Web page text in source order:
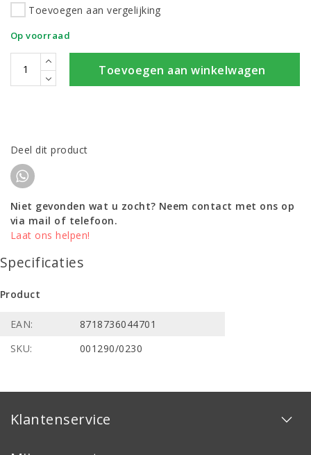
Toevoegen aan vergelijking
Op voorraad
Toevoegen aan winkelwagen
Deel dit product
Niet gevonden wat u zocht? Neem contact met ons op
via mail of telefoon.
Laat ons helpen!
Specificaties
Product
EAN:
8718736044701
SKU:
001290/0230
Klantenservice